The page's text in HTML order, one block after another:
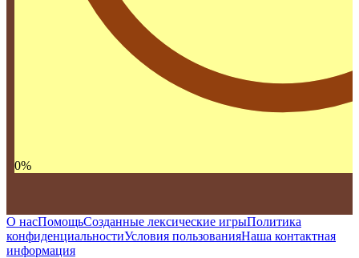
0%
О насПомощьСозданные лексические игрыПолитика
конфиденциальностиУсловия пользованияНаша контактная
информация